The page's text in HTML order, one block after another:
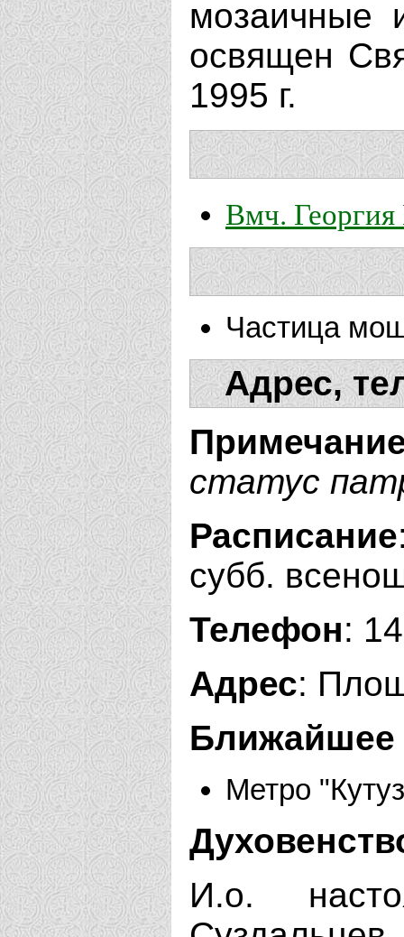
мозаичные
освящен
1995 г.
Вмч.
Частица
Адрес,
статус
Расписание
субб.
Телефон:
Адрес:
Ближайшее
Метро
И.о.